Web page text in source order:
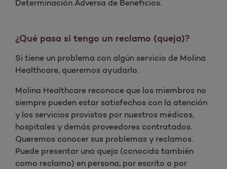
Determinación Adversa de Beneficios.
¿Qué pasa si tengo un reclamo (queja)?
Si tiene un problema con algún servicio de Molina
Healthcare, queremos ayudarlo.
Molina Healthcare reconoce que los miembros no
siempre pueden estar satisfechos con la atención
y los servicios provistos por nuestros médicos,
hospitales y demás proveedores contratados.
Queremos conocer sus problemas y reclamos.
Puede presentar una queja (conocida también
como reclamo) en persona, por escrito o por